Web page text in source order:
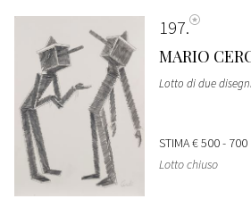
197
MARIO
Lotto di due
STIMA€ 500 - 700
Lotto chiuso